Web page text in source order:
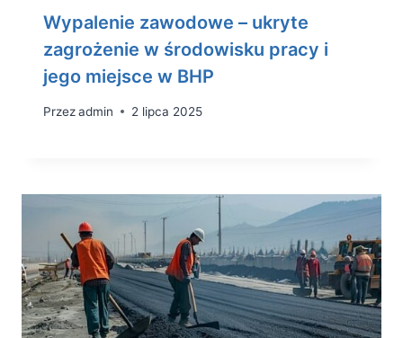
Wypalenie zawodowe – ukryte
zagrożenie w środowisku pracy i
jego miejsce w BHP
Przezadmin 2 lipca 2025